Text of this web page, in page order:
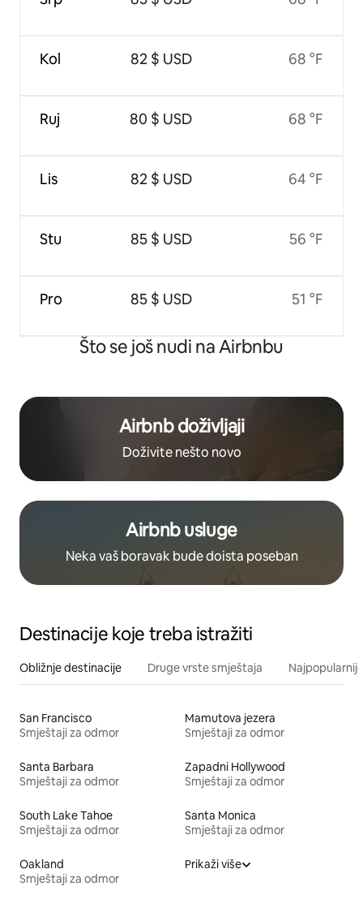
Kol
Ruj
Lis
Stu
Pro
82 $ USD
80 $ USD
82 $ USD
85 $ USD
85 $ USD
68 °F
68 °F
64 °F
56 °F
51 °F
Što se još nudi na Airbnbu
Airbnb doživljaji
Doživite nešto novo
Airbnb usluge
Neka vaš boravak bude doista poseban
Destinacije koje treba istražiti
Obližnje destinacije Druge vrste smještaja
San Francisco
Smještaji za odmor
Mamutova jezera
Smještaji za odmor
Santa Barbara
Smještaji za odmor
Zapadni Hollywood
Smještaji za odmor
South Lake Tahoe
Smještaji za odmor
Santa Monica
Smještaji za odmor
Oakland
Smještaji za odmor
Prikaži više